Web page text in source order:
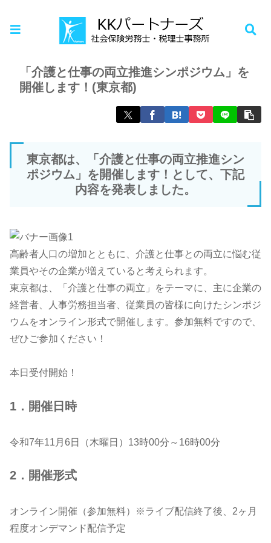
お知らせ
「介護と仕事の両立推進シンポジウム」を
開催します！(東京都)
東京都は、「介護と仕事の両立推進シン
ポジウム」を開催します！として、下記
内容を発表しました。
高齢者人口の増加とともに、介護と仕事との両立に悩む従
業員やその企業が増えていると考えられます。
東京都は、「介護と仕事の両立」をテーマに、主に企業の
経営者、人事労務担当者、従業員の皆様に向けたシンポジ
ウムをオンライン形式で開催します。参加無料ですので、
ぜひご参加ください！
本日受付開始！
1．開催日時
令和7年11月6日（木曜日）13時00分～16時00分
2．開催形式
オンライン開催（参加無料）※ライブ配信終了後、2ヶ月
程度オンデマンド配信予定